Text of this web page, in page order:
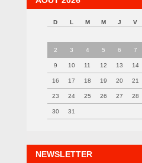
D L M M J V
2 3 4 5 6 7
9 10 11 12 13 14
16 17 18 19 20 21
23 24 25 26 27 28
30 31
NEWSLETTER